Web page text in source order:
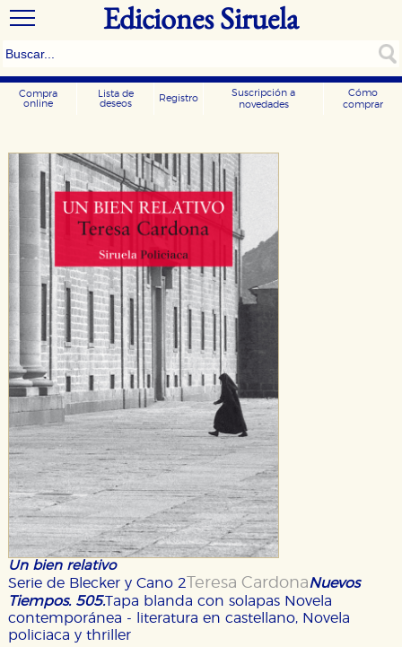
Ediciones Siruela
Compra
online
Lista de
deseos
Registro
Suscripción a
novedades
Cómo
comprar
Un bien relativo
Serie de Blecker y Cano 2 Teresa CardonaNuevos
Tiempos. 505.Tapa blanda con solapas Novela
contemporánea - literatura en castellano, Novela
policiaca y thriller